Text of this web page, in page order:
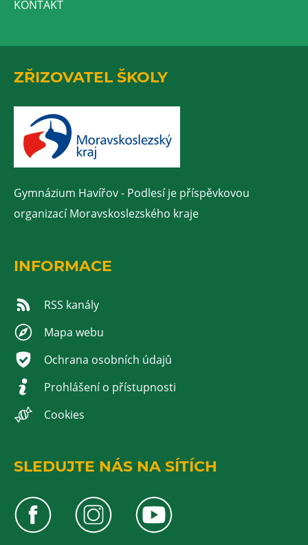
KONTAKT
ZŘIZOVATEL ŠKOLY
Gymnázium Havířov - Podlesí je příspěvkovou
organizací Moravskoslezského kraje
INFORMACE
RSS kanály
Mapa webu
Ochrana osobních údajů
Prohlášení o přístupnosti
Cookies
SLEDUJTE NÁS NA SÍTÍCH